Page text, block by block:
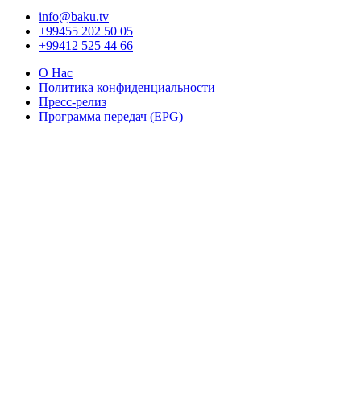
info@baku.tv
+99455 202 50 05
+99412 525 44 66
О Нас
Политика конфиденциальности
Пресс-релиз
Программа передач (EPG)